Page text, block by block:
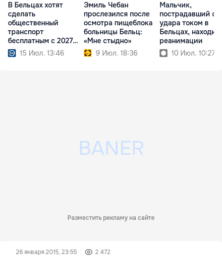
В Бельцах хотят
сделать
общественный
транспорт
бесплатным с 2027
года15 Июл. 13:46
Эмиль Чебан
прослезился после
осмотра пищеблока
больницы Бельц:
«Мне стыдно»
9 Июл. 18:36
Мальчик,
пострадавший от
удара током в
Бельцах,
реанимации
10 Июл. 10:27
Разместить рекламу на сайте
26 января 2015, 23:55 2 472